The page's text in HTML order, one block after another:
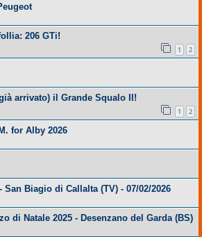
206 GTi!
1 2
arrivato) il Grande Squalo II!
1 2
for Alby 2026
San Biagio di Callalta (TV) - 07/02/2026
di Natale 2025 - Desenzano del Garda (BS)